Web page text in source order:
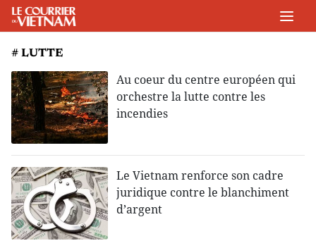
# LUTTE
Au coeur du centre européen qui
orchestre la lutte contre les
incendies
Le Vietnam renforce son cadre
juridique contre le blanchiment
d’argent